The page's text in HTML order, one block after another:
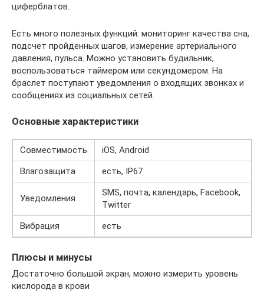
циферблатов.
Есть много полезных функций: мониторинг качества сна,
подсчет пройденных шагов, измерение артериального
давления, пульса. Можно установить будильник,
воспользоваться таймером или секундомером. На
браслет поступают уведомления о входящих звонках и
сообщениях из социальных сетей.
Основные характеристики
Совместимость
iOS, Android
Влагозащита
есть, IP67
Уведомления
SMS, почта, календарь, Facebook,
Twitter
Вибрация
есть
Плюсы и минусы
Достаточно большой экран, можно измерить уровень
кислорода в крови